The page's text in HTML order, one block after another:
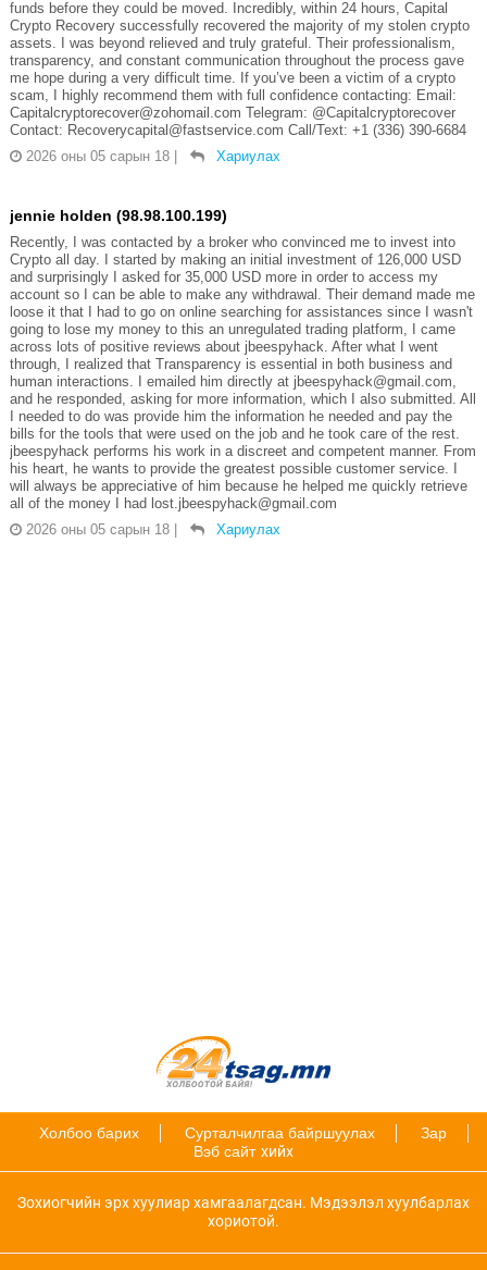
funds before they could be moved. Incredibly, within 24 hours, Capital
Crypto Recovery successfully recovered the majority of my stolen crypto
assets. I was beyond relieved and truly grateful. Their professionalism,
transparency, and constant communication throughout the process gave
me hope during a very difficult time. If you’ve been a victim of a crypto
scam, I highly recommend them with full confidence contacting: Email:
Capitalcryptorecover@zohomail.com Telegram: @Capitalcryptorecover
Contact: Recoverycapital@fastservice.com Call/Text: +1 (336) 390-6684
2026 оны 05 сарын 18
Хариулах
jennie holden (98.98.100.199)
Recently, I was contacted by a broker who convinced me to invest into
Crypto all day. I started by making an initial investment of 126,000 USD
and surprisingly I asked for 35,000 USD more in order to access my
account so I can be able to make any withdrawal. Their demand made me
loose it that I had to go on online searching for assistances since I wasn't
going to lose my money to this an unregulated trading platform, I came
across lots of positive reviews about jbeespyhack. After what I went
through, I realized that Transparency is essential in both business and
human interactions. I emailed him directly at jbeespyhack@gmail.com,
and he responded, asking for more information, which I also submitted. All
I needed to do was provide him the information he needed and pay the
bills for the tools that were used on the job and he took care of the rest.
jbeespyhack performs his work in a discreet and competent manner. From
his heart, he wants to provide the greatest possible customer service. I
will always be appreciative of him because he helped me quickly retrieve
all of the money I had lost.jbeespyhack@gmail.com
2026 оны 05 сарын 18
Хариулах
Холбоо барих Сурталчилгаа байршуулах
Зар
Вэб сайт хийх
Зохиогчийн эрх хуулиар хамгаалагдсан. Мэдээлэл хуулбарлах
хориотой.